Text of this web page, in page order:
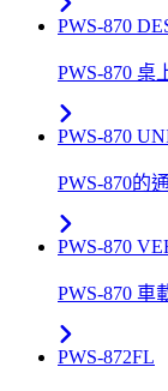
PWS-870
PWS-870 桌
PWS-870
PWS-870的
PWS-870
PWS-870 車
PWS-872FL